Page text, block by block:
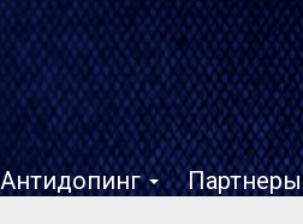
Антидопинг Партнеры